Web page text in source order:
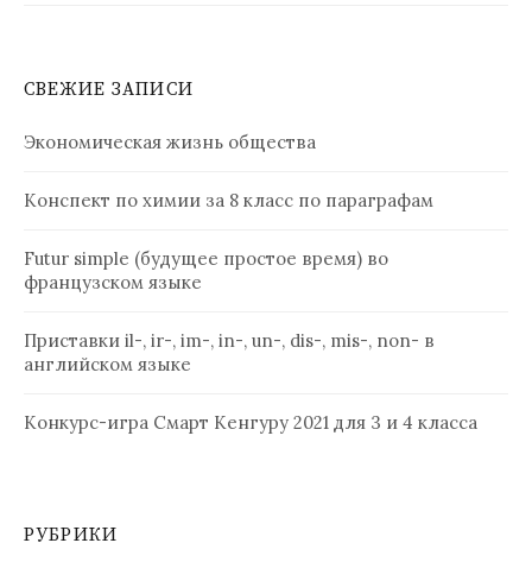
СВЕЖИЕ ЗАПИСИ
Экономическая жизнь общества
Конспект по химии за 8 класс по параграфам
Futur simple (будущее простое время) во
французском языке
Приставки il-, ir-, im-, in-, un-, dis-, mis-, non- в
английском языке
Конкурс-игра Смарт Кенгуру 2021 для 3 и 4 класса
РУБРИКИ